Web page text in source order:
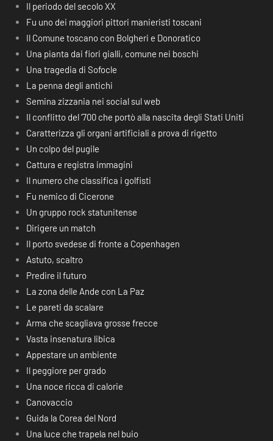
Il periodo del secolo XX
Fu uno dei maggiori pittori manieristi toscani
Il Comune toscano con Bolgheri e Donoratico
Una pianta dai fiori gialli, comune nei boschi
Una tragedia di Sofocle
La penna degli antichi
Semina zizzania nei social sul web
Il conflitto del ‘700 che portò alla nascita degli Stati Uniti
Caratterizza gli organi artificiali a prova di rigetto
Un colpo del pugile
Cattura e registra immagini
Il numero che classifica i golfisti
Fu nemico di Cicerone
Un gruppo rock statunitense
Dirigere un match
Il porto svedese di fronte a Copenhagen
Astuto, scaltro
Predire il futuro
La zona delle Ande con La Paz
Le pareti da scalare
Arma che scagliava grosse frecce
Vasta insenatura libica
Appestare un ambiente
Il peggiore per grado
Una noce ricca di calorie
Canovaccio
Guida la Corea del Nord
Una luce che trapela nel buio